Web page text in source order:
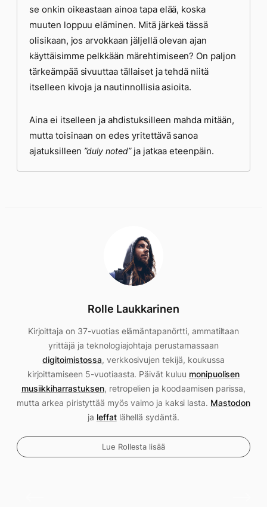
se onkin oikeastaan ainoa tapa elää, koska
muuten loppuu eläminen. Mitä järkeä tässä
olisikaan, jos arvokkaan jäljellä olevan ajan
käyttäisimme pelkkään märehtimiseen? On paljon
tärkeämpää sivuuttaa tällaiset ja tehdä niitä
itselleen kivoja ja nautinnollisia asioita.
Aina ei itselleen ja ahdistuksilleen mahda mitään,
mutta toisinaan on edes yritettävä sanoa
ajatuksilleen ”duly noted”ja jatkaa eteenpäin.
Rolle Laukkarinen
Kirjoittaja on 37-vuotias elämäntapanörtti, ammatiltaan
yrittäjä ja teknologiajohtaja perustamassaan
digitoimistossa, verkkosivujen tekijä, koukussa
kirjoittamiseen 5-vuotiaasta. Päivät kuluu monipuolisen
musiikkiharrastuksen, retropelien ja koodaamisen parissa,
mutta arkea piristyttää myös vaimo ja kaksi lasta. Mastodon
ja leffatlähellä sydäntä.
Lue Rollesta lisää